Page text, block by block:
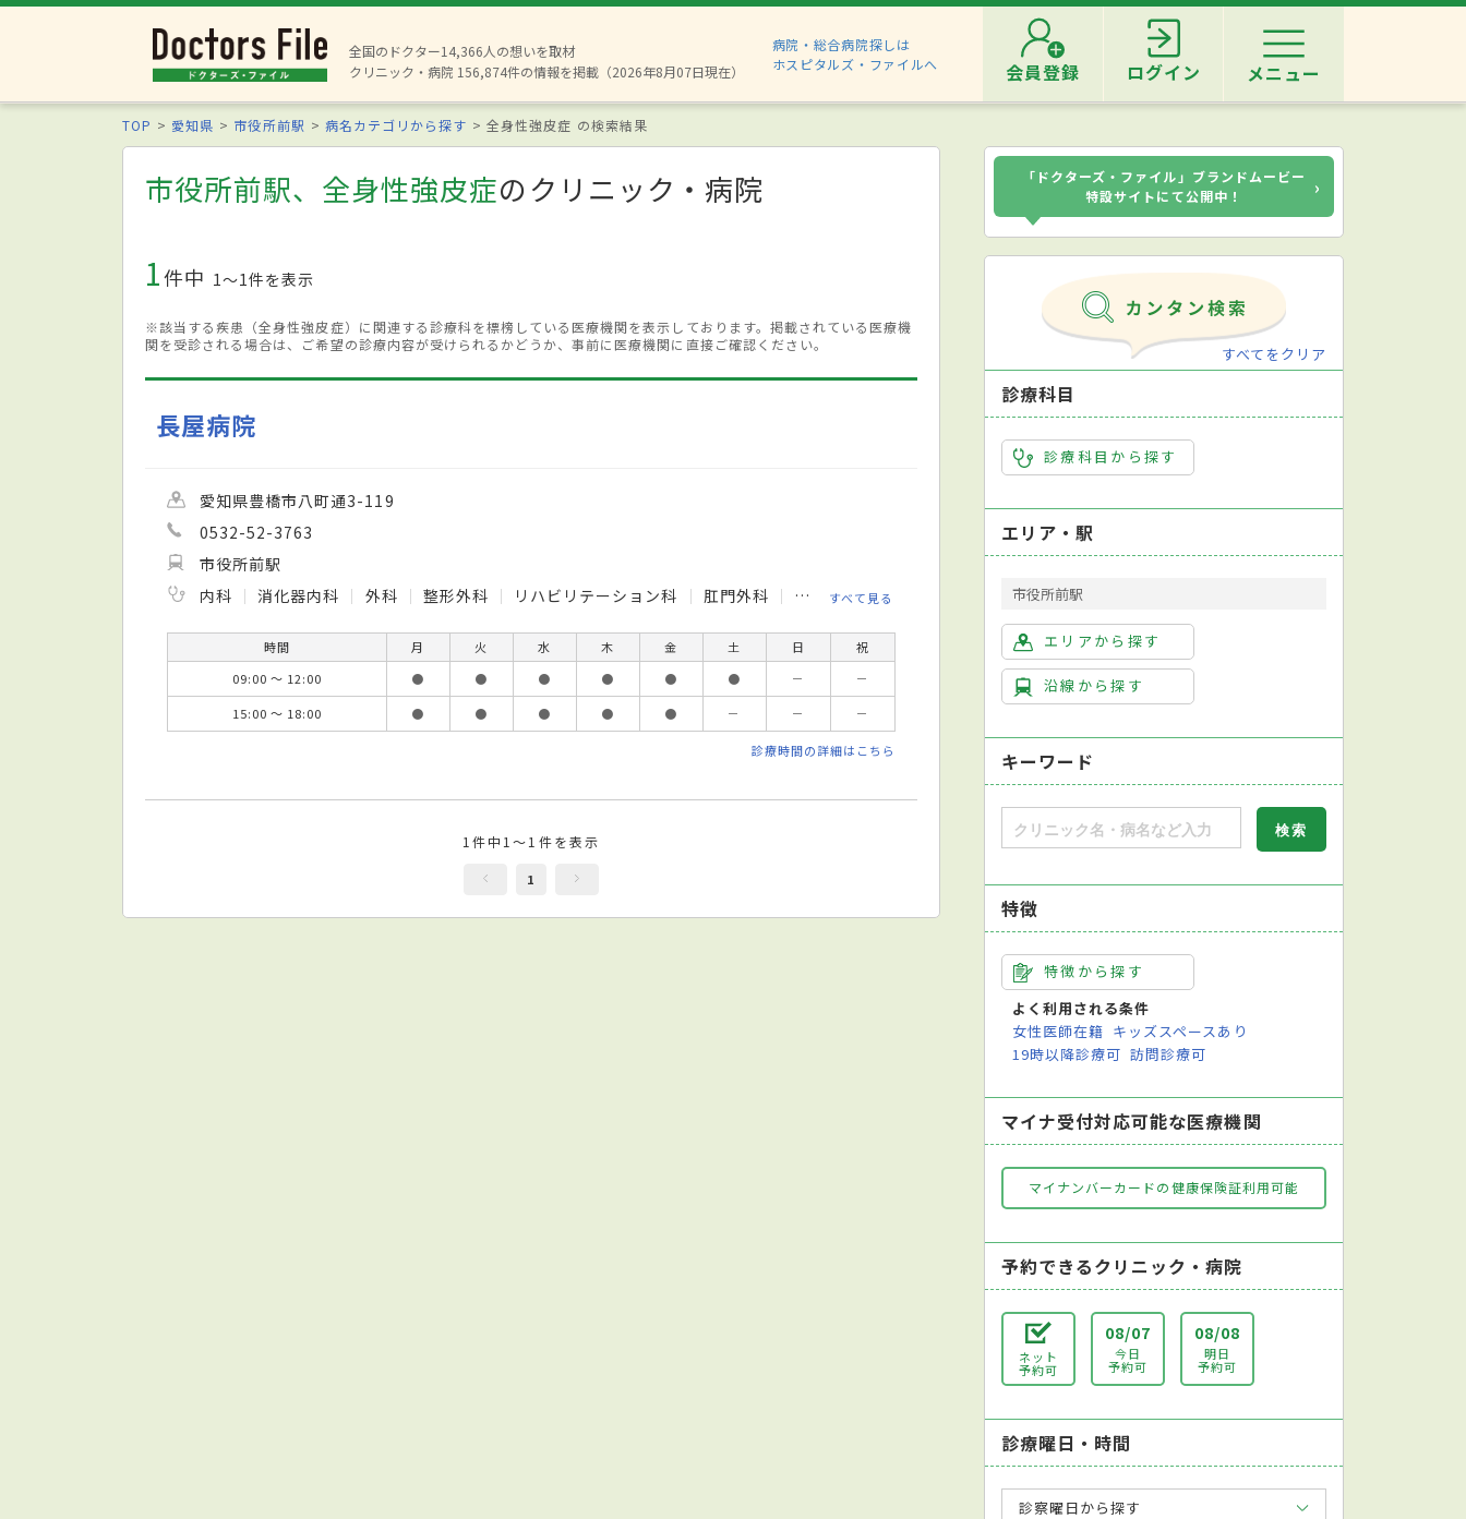
全国のドクター14,366人の想いを取材
クリニック・病院 156,874件の情報を掲載（2026年8月07日現在）
病院・総合病院探しは
ホスピタルズ・ファイルへ
会員登録 ログイン メニュー
TOP 愛知県 市役所前駅 病名カテゴリから探す 全身性強皮症 の検索結果
市役所前駅、全身性強皮症のクリニック・病院
1件中 1〜1件を表示
※該当する疾患（全身性強皮症）に関連する診療科を標榜している医療機関を表示しております。掲載されている医療機
関を受診される場合は、ご希望の診療内容が受けられるかどうか、事前に医療機関に直接ご確認ください。
長屋病院
愛知県豊橋市八町通3-119
0532-52-3763
市役所前駅
内科
消化器内科 外科 整形外科 リハビリテーション科 肛門外科 小児外科 糖尿病内科 老年内科 皮膚科
すべて見る
時間 月 火 水 木 金 土 日
祝
09:00 ～ 12:00
● ● ● ● ● ● －
－
15:00 ～ 18:00
● ● ● ● ● － － －
診療時間の詳細はこちら
1件中1～1件を表示
1
「ドクターズ・ファイル」ブランドムービー
特設サイトにて公開中！
›
すべてをクリア
診療科目
診療科目から探す
エリア・駅
市役所前駅
エリアから探す
沿線から探す
キーワード
特徴
特徴から探す
よく利用される条件
女性医師在籍 キッズスペースあり
19時以降診療可 訪問診療可
マイナ受付対応可能な医療機関
マイナンバーカードの健康保険証利用可能
予約できるクリニック・病院
ネット
予約可
08/07
今日
予約可
08/08
明日
予約可
診療曜日・時間
診察曜日から探す